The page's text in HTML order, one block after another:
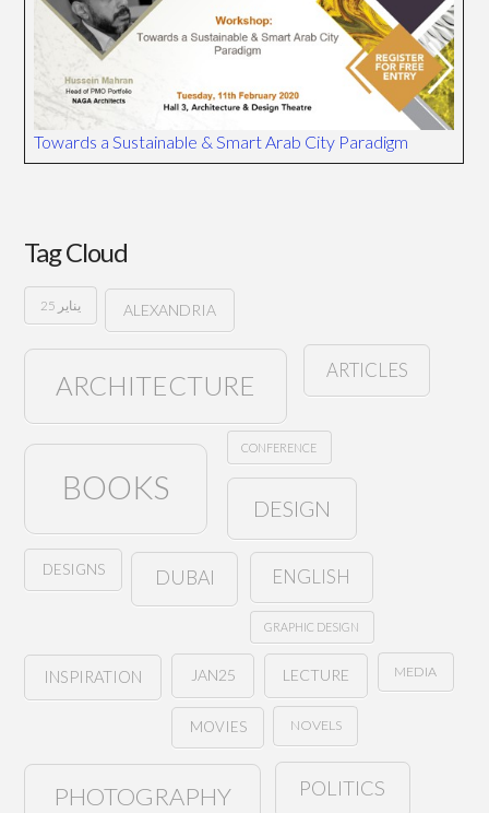
Towards a Sustainable & Smart Arab City Paradigm
Tag Cloud
25 يناير ALEXANDRIA
ARCHITECTURE
ARTICLES
BOOKS
CONFERENCE
DESIGN
DESIGNS DUBAI ENGLISH
GRAPHIC DESIGN
INSPIRATION JAN25 LECTURE MEDIA
MOVIES NOVELS
PHOTOGRAPHY POLITICS